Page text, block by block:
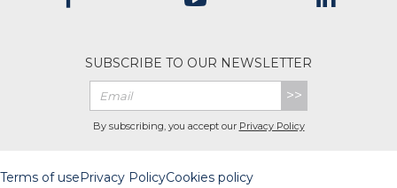
SUBSCRIBE TO OUR NEWSLETTER
>>
By subscribing, you accept our Privacy Policy
Terms of usePrivacy PolicyCookies policy